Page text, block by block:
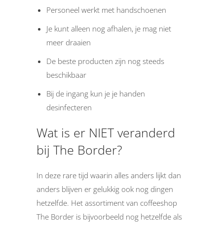
Personeel werkt met handschoenen
Je kunt alleen nog afhalen, je mag niet
meer draaien
De beste producten zijn nog steeds
beschikbaar
Bij de ingang kun je je handen
desinfecteren
Wat is er NIET veranderd
bij The Border?
In deze rare tijd waarin alles anders lijkt dan
anders blijven er gelukkig ook nog dingen
hetzelfde. Het assortiment van coffeeshop
The Border is bijvoorbeeld nog hetzelfde als